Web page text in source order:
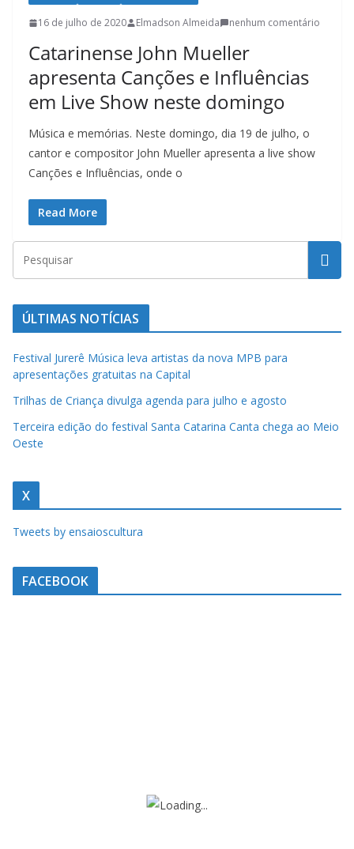
l
u
r
a
a
t
r
e
n
s
a
c
.
16 de julho de 2020 Elmadson Almeida nenhum comentário
Catarinense John Mueller
apresenta Canções e Influências
em Live Show neste domingo
Música e memórias. Neste domingo, dia 19 de julho, o
cantor e compositor John Mueller apresenta a live show
Canções e Influências, onde o
Read More
ÚLTIMAS NOTÍCIAS
Festival Jurerê Música leva artistas da nova MPB para
apresentações gratuitas na Capital
Trilhas de Criança divulga agenda para julho e agosto
Terceira edição do festival Santa Catarina Canta chega ao Meio
Oeste
X
Tweets by ensaioscultura
FACEBOOK